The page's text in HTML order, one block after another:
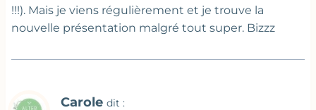
!!!). Mais je viens régulièrement et je trouve la
nouvelle présentation malgré tout super. Bizzz
Carole dit :